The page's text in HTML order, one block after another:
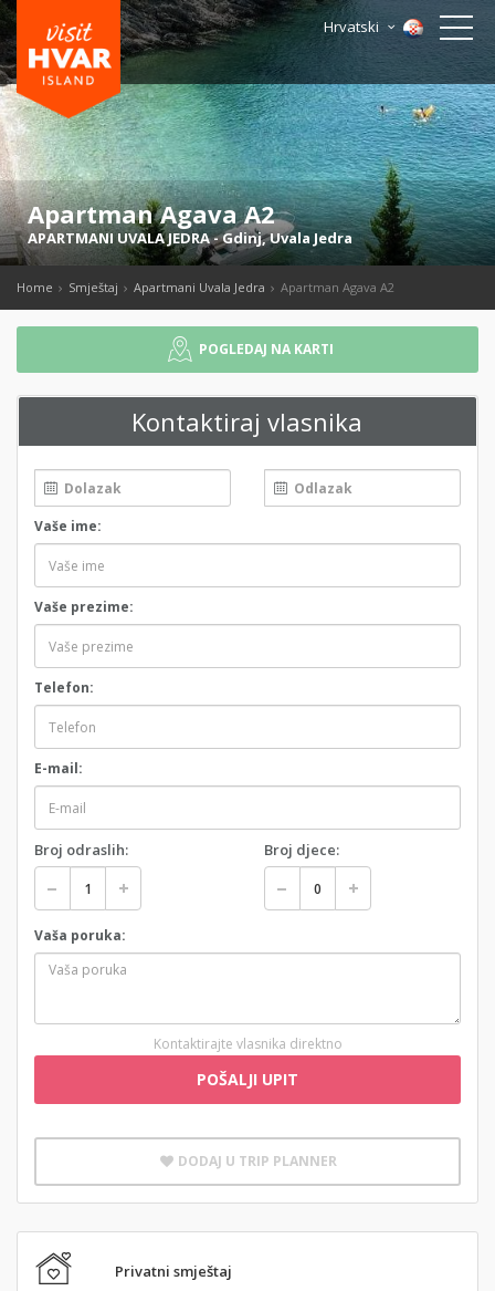
Hrvatski
Apartman Agava A2
APARTMANI UVALA JEDRA-Gdinj,Uvala Jedra
Home Smještaj Apartmani Uvala Jedra Apartman Agava A2
POGLEDAJ NA KARTI
Kontaktiraj vlasnika
Vaše ime:
Vaše prezime:
Telefon:
E-mail:
Broj odraslih: Broj djece:
Vaša poruka:
Kontaktirajte vlasnika direktno
POŠALJI UPIT
DODAJ U TRIP PLANNER
Privatni smještaj